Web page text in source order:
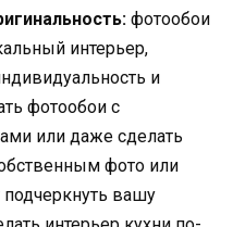
фотообои
интерьер,
и
фотообои с
или даже сделать
фото или
вашу